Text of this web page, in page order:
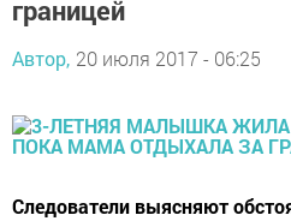
границей
Автор, 20 июля 2017 - 06:25
Следователи выясняют